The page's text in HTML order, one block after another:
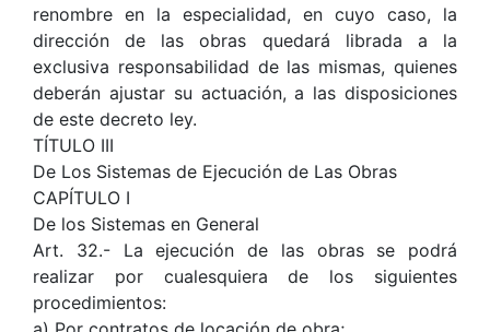
renombre en la especialidad, en cuyo caso, la
dirección de las obras quedará librada a la
exclusiva responsabilidad de las mismas, quienes
deberán ajustar su actuación, a las disposiciones
de este decreto ley.
TÍTULO III
De Los Sistemas de Ejecución de Las Obras
CAPÍTULO I
De los Sistemas en General
Art. 32.- La ejecución de las obras se podrá
realizar por cualesquiera de los siguientes
procedimientos: